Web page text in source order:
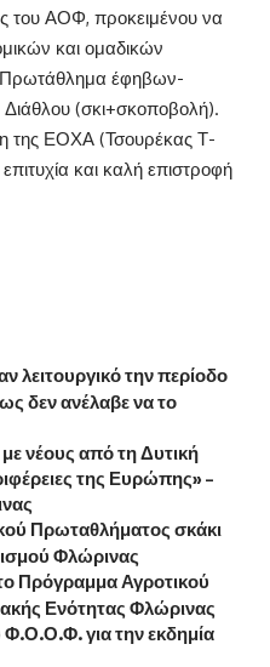
του ΑΟΦ, προκειμένου να
και ομαδικών
έφηβων-
(σκι+σκοποβολή).
της ΕΟΧΑ (Τσουρέκας Τ-
και καλή επιστροφή
λειτουργικό την περίοδο
δεν ανέλαβε να το
νέους από τη Δυτική
της Ευρώπης» –
Πρωταθλήματος σκάκι
Φλώρινας
Πρόγραμμα Αγροτικού
Ενότητας Φλώρινας
για την εκδημία